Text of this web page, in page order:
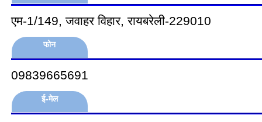
एम-1/149, जवाहर विहार, रायबरेली-229010
फोन
09839665691
ई-मेल